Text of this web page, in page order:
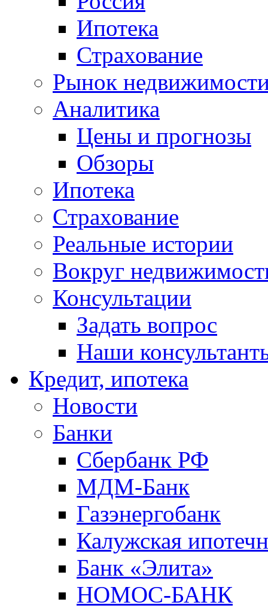
Ипотека
Страхование
Рынок
Аналитика
Цены и прогнозы
Обзоры
Ипотека
Страхование
Реальные истории
Вокруг
Консультации
Задать вопрос
Наши
Кредит, ипотека
Новости
Банки
Сбербанк РФ
МДМ-Банк
Газэнергобанк
Калужская
Банк «Элита»
НОМОС-БАНК